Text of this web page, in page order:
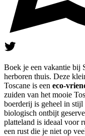
Boek je een vakantie bij
herboren thuis. Deze
Toscane is een eco-
zuiden van het mooie
boerderij is geheel in stijl
biologisch ontbijt
platteland is ideaal voor
een rust die je niet op